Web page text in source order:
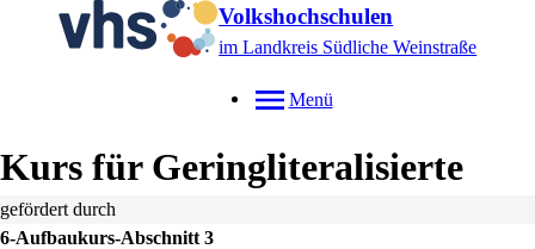
Volkshochschulen
im Landkreis Südliche Weinstraße
Menü
Kurs für Geringliteralisierte
gefördert durch
6-Aufbaukurs-Abschnitt 3